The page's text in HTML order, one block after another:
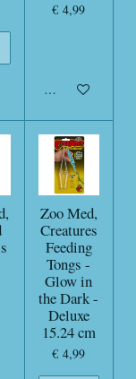
€ 4,99
In winkelwagen
Zoo Med,
Creatures
Feeding
Tongs -
Glow in
the Dark -
Deluxe
15.24 cm
€ 4,99